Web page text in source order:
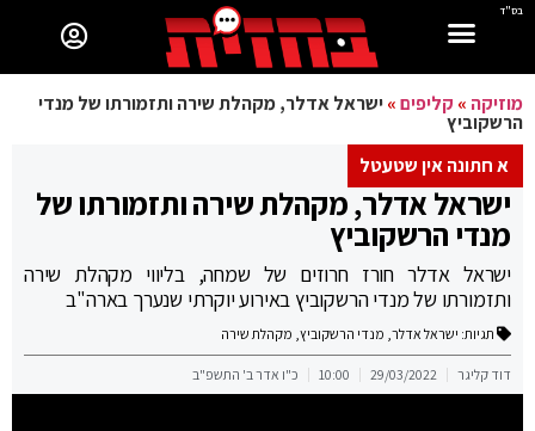
בס"ד
מוזיקה » קליפים»ישראל אדלר, מקהלת שירה ותזמורתו של מנדי
הרשקוביץ
א חתונה אין שטעטל
ישראל אדלר, מקהלת שירה ותזמורתו של
מנדי הרשקוביץ
ישראל אדלר חורז חרוזים של שמחה, בליווי מקהלת שירה
ותזמורתו של מנדי הרשקוביץ באירוע יוקרתי שנערך בארה"ב
תגיות: ישראל אדלר, מנדי הרשקוביץ, מקהלת שירה
דוד קליגר 29/03/2022
10:00 כ"ו אדר ב' התשפ"ב